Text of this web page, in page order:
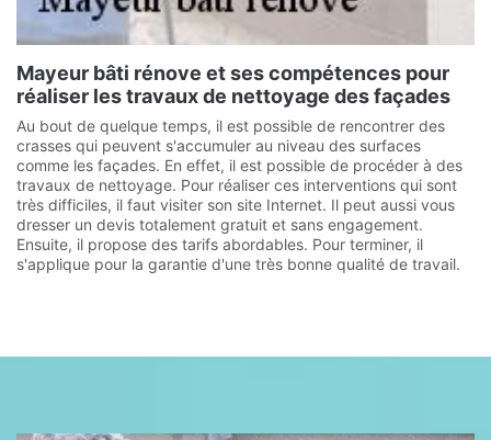
Mayeur bâti rénove et ses compétences pour
réaliser les travaux de nettoyage des façades
Au bout de quelque temps, il est possible de rencontrer des
crasses qui peuvent s'accumuler au niveau des surfaces
comme les façades. En effet, il est possible de procéder à des
travaux de nettoyage. Pour réaliser ces interventions qui sont
très difficiles, il faut visiter son site Internet. Il peut aussi vous
dresser un devis totalement gratuit et sans engagement.
Ensuite, il propose des tarifs abordables. Pour terminer, il
s'applique pour la garantie d'une très bonne qualité de travail.